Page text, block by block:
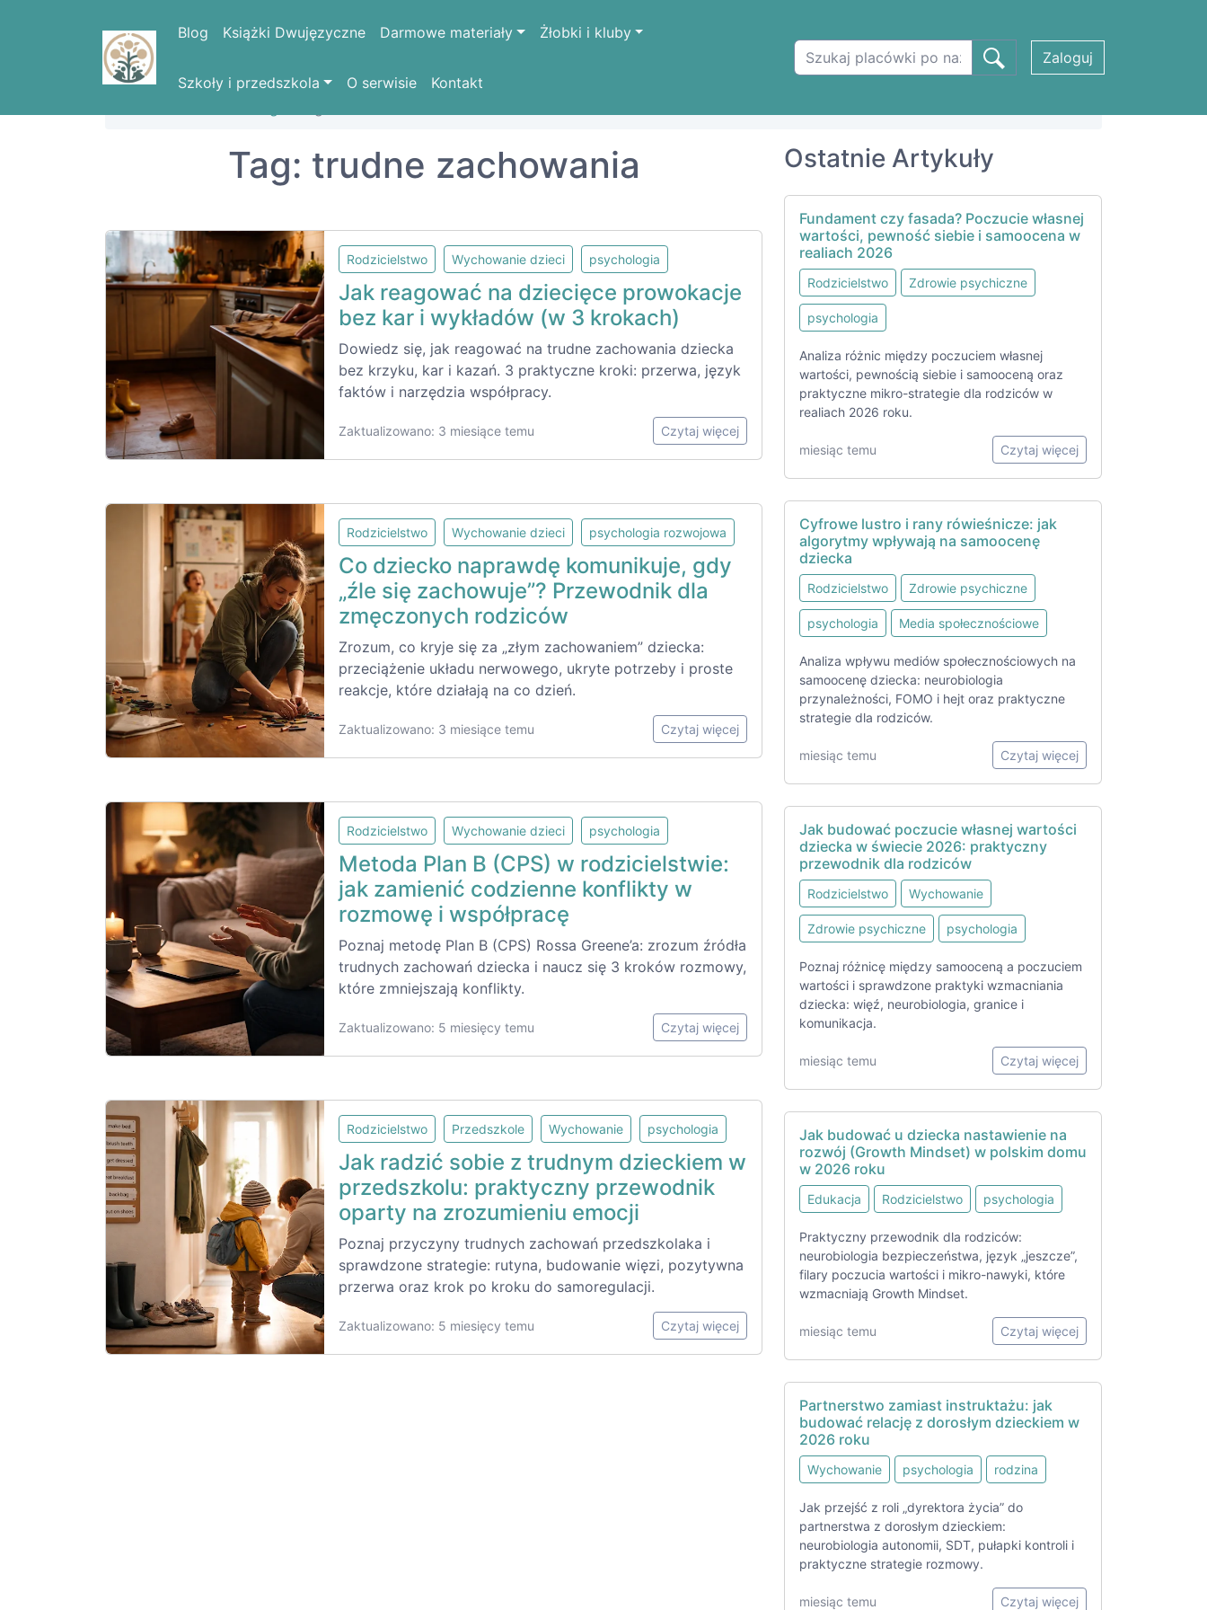
Blog Książki Dwujęzyczne Darmowe materiały Żłobki i kluby
Szkoły i przedszkola O serwisie Kontakt
Zaloguj
Tag: trudne zachowania
Rodzicielstwo Wychowanie dzieci psychologia
Jak reagować na dziecięce prowokacje
bez kar i wykładów (w 3 krokach)
Dowiedz się, jak reagować na trudne zachowania dziecka
bez krzyku, kar i kazań. 3 praktyczne kroki: przerwa, język
faktów i narzędzia współpracy.
Zaktualizowano: 3 miesiące temu Czytaj więcej
Rodzicielstwo Wychowanie dzieci psychologia rozwojowa
Co dziecko naprawdę komunikuje, gdy
„źle się zachowuje”? Przewodnik dla
zmęczonych rodziców
Zrozum, co kryje się za „złym zachowaniem” dziecka:
przeciążenie układu nerwowego, ukryte potrzeby i proste
reakcje, które działają na co dzień.
Zaktualizowano: 3 miesiące temu Czytaj więcej
Rodzicielstwo Wychowanie dzieci psychologia
Metoda Plan B (CPS) w rodzicielstwie:
jak zamienić codzienne konflikty w
rozmowę i współpracę
Poznaj metodę Plan B (CPS) Rossa Greene’a: zrozum źródła
trudnych zachowań dziecka i naucz się 3 kroków rozmowy,
które zmniejszają konflikty.
Zaktualizowano: 5 miesięcy temu Czytaj więcej
Rodzicielstwo Przedszkole Wychowanie psychologia
Jak radzić sobie z trudnym dzieckiem w
przedszkolu: praktyczny przewodnik
oparty na zrozumieniu emocji
Poznaj przyczyny trudnych zachowań przedszkolaka i
sprawdzone strategie: rutyna, budowanie więzi, pozytywna
przerwa oraz krok po kroku do samoregulacji.
Zaktualizowano: 5 miesięcy temu Czytaj więcej
Ostatnie Artykuły
Fundament czy fasada? Poczucie własnej
wartości, pewność siebie i samoocena w
realiach 2026
Rodzicielstwo Zdrowie psychiczne
psychologia
Analiza różnic między poczuciem własnej
wartości, pewnością siebie i samooceną oraz
praktyczne mikro-strategie dla rodziców w
realiach 2026 roku.
miesiąc temu Czytaj więcej
Cyfrowe lustro i rany rówieśnicze: jak
algorytmy wpływają na samoocenę
dziecka
Rodzicielstwo Zdrowie psychiczne
psychologia Media społecznościowe
Analiza wpływu mediów społecznościowych na
samoocenę dziecka: neurobiologia
przynależności, FOMO i hejt oraz praktyczne
strategie dla rodziców.
miesiąc temu Czytaj więcej
Jak budować poczucie własnej wartości
dziecka w świecie 2026: praktyczny
przewodnik dla rodziców
Rodzicielstwo Wychowanie
Zdrowie psychiczne psychologia
Poznaj różnicę między samooceną a poczuciem
wartości i sprawdzone praktyki wzmacniania
dziecka: więź, neurobiologia, granice i
komunikacja.
miesiąc temu Czytaj więcej
Jak budować u dziecka nastawienie na
rozwój (Growth Mindset) w polskim domu
w 2026 roku
Edukacja Rodzicielstwo psychologia
Praktyczny przewodnik dla rodziców:
neurobiologia bezpieczeństwa, język „jeszcze”,
filary poczucia wartości i mikro-nawyki, które
wzmacniają Growth Mindset.
miesiąc temu Czytaj więcej
Partnerstwo zamiast instruktażu: jak
budować relację z dorosłym dzieckiem w
2026 roku
Wychowanie psychologia rodzina
Jak przejść z roli „dyrektora życia” do
partnerstwa z dorosłym dzieckiem:
neurobiologia autonomii, SDT, pułapki kontroli i
praktyczne strategie rozmowy.
miesiąc temu Czytaj więcej